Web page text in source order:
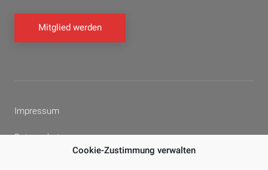
Cookie-Zustimmung verwalten
Mitglied werden
Impressum
Datenschutz